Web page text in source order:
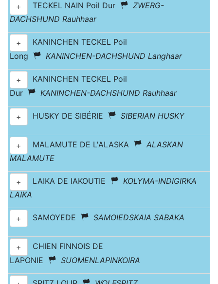
+ TECKEL NAIN Poil Dur
ZWERG-
DACHSHUND Rauhhaar
+
KANINCHEN TECKEL Poil
Long
KANINCHEN-DACHSHUND Langhaar
+
KANINCHEN TECKEL Poil
Dur
KANINCHEN-DACHSHUND Rauhhaar
+ HUSKY DE SIBÉRIE SIBERIAN HUSKY
+ MALAMUTE DE L'ALASKA
ALASKAN
MALAMUTE
+ LAIKA DE IAKOUTIE
KOLYMA-INDIGIRKA
LAIKA
+ SAMOYEDE SAMOIEDSKAIA SABAKA
+
CHIEN FINNOIS DE
LAPONIE
SUOMENLAPINKOIRA